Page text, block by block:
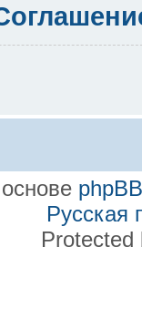
phpBB
Русская